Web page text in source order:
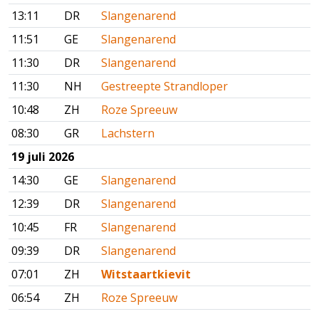
13:11
DR
Slangenarend
11:51
GE
Slangenarend
11:30
DR
Slangenarend
11:30
NH
Gestreepte Strandloper
10:48
ZH
Roze Spreeuw
08:30
GR
Lachstern
19 juli 2026
14:30
GE
Slangenarend
12:39
DR
Slangenarend
10:45
FR
Slangenarend
09:39
DR
Slangenarend
07:01
ZH
Witstaartkievit
06:54
ZH Roze Spreeuw